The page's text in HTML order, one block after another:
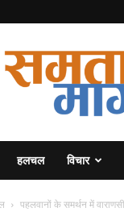
हलचल विचार
पहलवानों के समर्थन में